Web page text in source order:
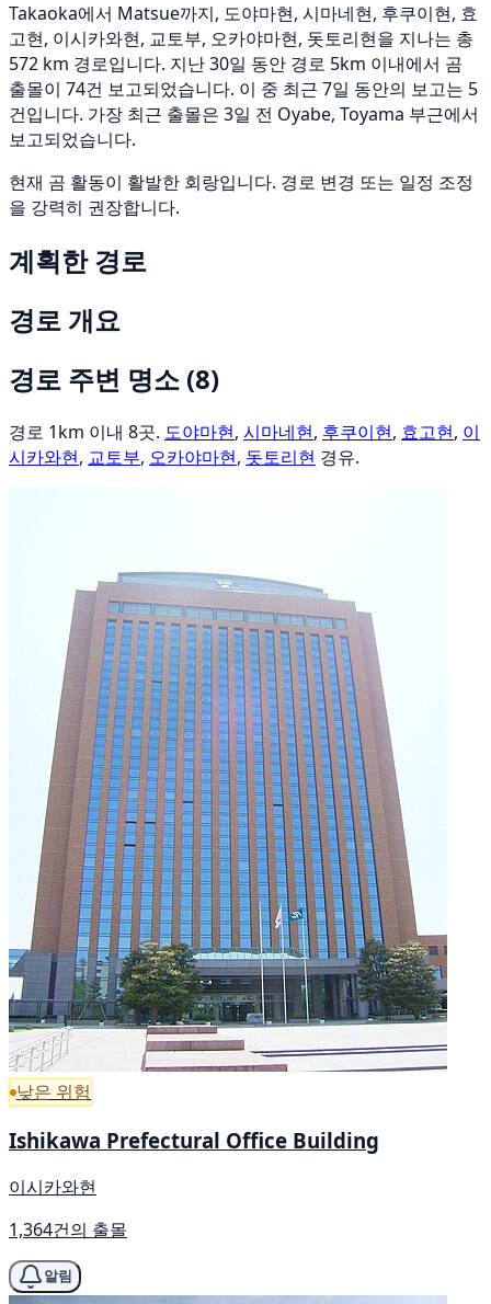
Takaoka에서 Matsue까지, 도야마현, 시마네현, 후쿠이현, 효
고현, 이시카와현, 교토부, 오카야마현, 돗토리현을 지나는 총
572 km 경로입니다. 지난 30일 동안 경로 5km 이내에서 곰
출몰이 74건 보고되었습니다. 이 중 최근 7일 동안의 보고는 5
건입니다. 가장 최근 출몰은 3일 전 Oyabe, Toyama 부근에서
보고되었습니다.
현재 곰 활동이 활발한 회랑입니다. 경로 변경 또는 일정 조정
을 강력히 권장합니다.
계획한 경로
경로 개요
경로 주변 명소 (8)
경로 1km 이내 8곳. 도야마현, 시마네현, 후쿠이현, 효고현, 이
시카와현, 교토부, 오카야마현, 돗토리현 경유.
낮은 위험
Ishikawa Prefectural Office Building
이시카와현
1,364건의 출몰
알림